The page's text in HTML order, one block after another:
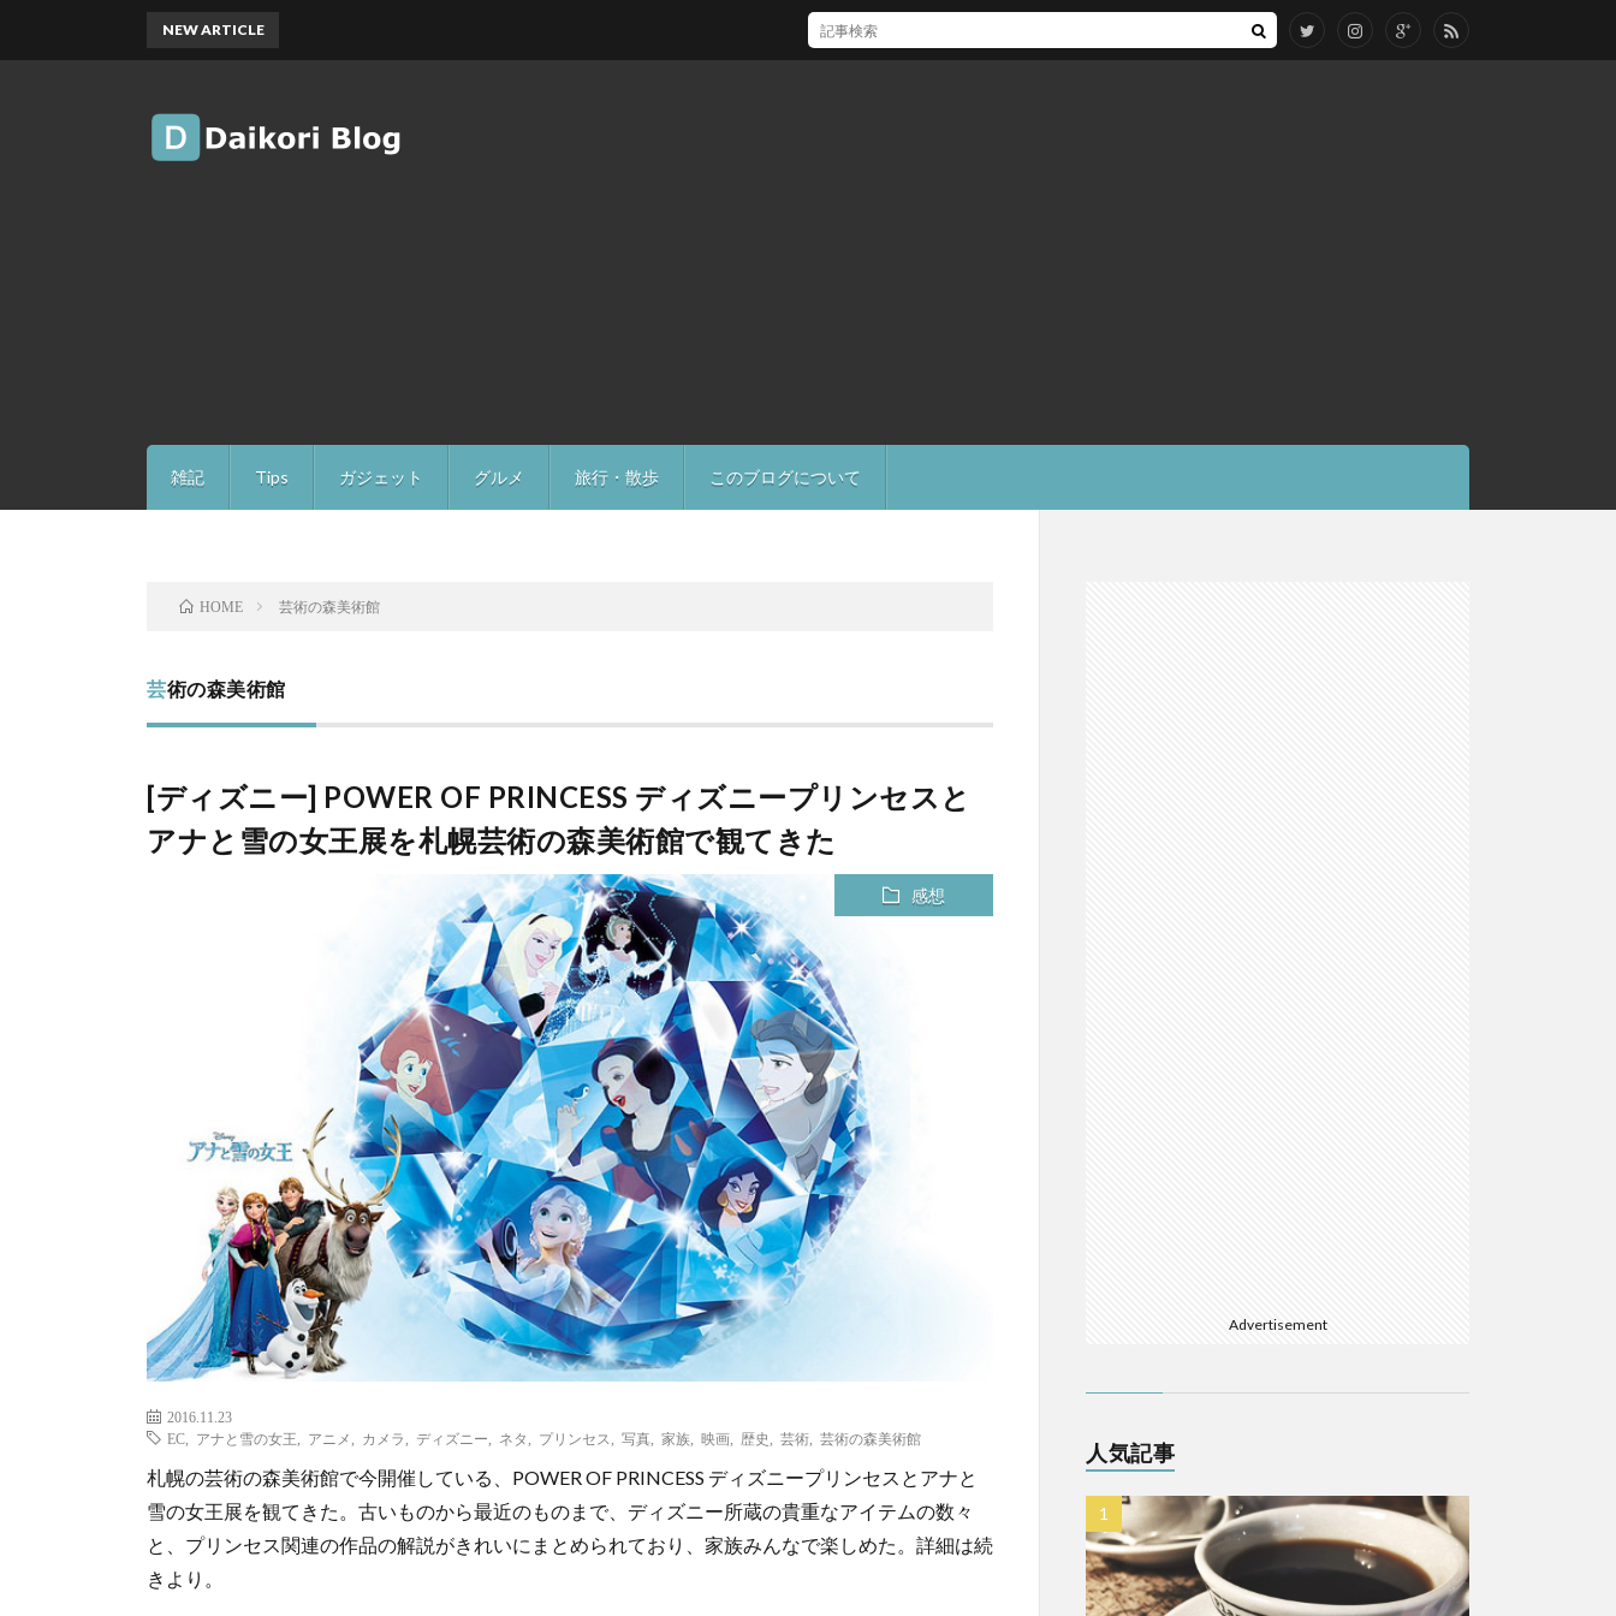
雑記 Tips ガジェット グルメ 旅行・散歩 このブログについて
NEW ARTICLE [Mac]Mac mini M1 がいい感じ
HOME 芸術の森美術館
芸術の森美術館
[ディズニー] POWER OF PRINCESS ディズニープリンセスと
アナと雪の女王展を札幌芸術の森美術館で観てきた
感想
2016.11.23
EC
アナと雪の女王 アニメ カメラ ディズニー ネタ プリンセス 写真 家族 映画 歴史 芸術 芸術の森美術館
札幌の芸術の森美術館で今開催している、POWER OF PRINCESS ディズニープリンセスとアナと
雪の女王展を観てきた。古いものから最近のものまで、ディズニー所蔵の貴重なアイテムの数々
と、プリンセス関連の作品の解説がきれいにまとめられており、家族みんなで楽しめた。詳細は続
きより。
Advertisement
人気記事